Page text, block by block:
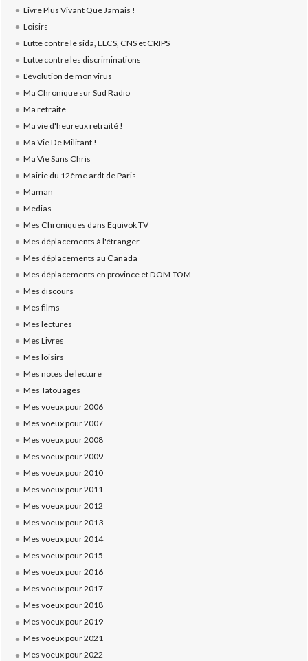
Livre Plus Vivant Que Jamais !
Loisirs
Lutte contre le sida, ELCS, CNS et CRIPS
Lutte contre les discriminations
L'évolution de mon virus
Ma Chronique sur Sud Radio
Ma retraite
Ma vie d'heureux retraité !
Ma Vie De Militant !
Ma Vie Sans Chris
Mairie du 12ème ardt de Paris
Maman
Medias
Mes Chroniques dans Equivok TV
Mes déplacements à l'étranger
Mes déplacements au Canada
Mes déplacements en province et DOM-TOM
Mes discours
Mes films
Mes lectures
Mes Livres
Mes loisirs
Mes notes de lecture
Mes Tatouages
Mes voeux pour 2006
Mes voeux pour 2007
Mes voeux pour 2008
Mes voeux pour 2009
Mes voeux pour 2010
Mes voeux pour 2011
Mes voeux pour 2012
Mes voeux pour 2013
Mes voeux pour 2014
Mes voeux pour 2015
Mes voeux pour 2016
Mes voeux pour 2017
Mes voeux pour 2018
Mes voeux pour 2019
Mes voeux pour 2021
Mes voeux pour 2022